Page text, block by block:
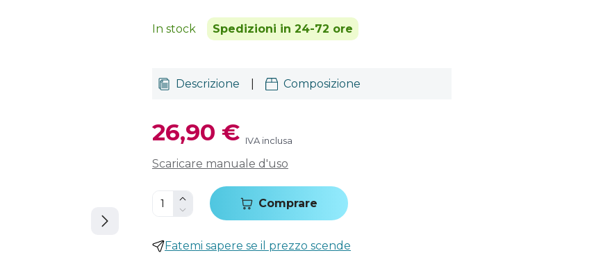
In stock Spedizioni in 24-72 ore
Descrizione Composizione
26,90 € IVA inclusa
Scaricare manuale d'uso
Comprare
Fatemi sapere se il prezzo scende